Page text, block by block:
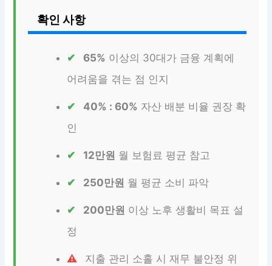
확인 사항
65% 이상의 30대가 금융 계획에
어려움을 겪는 점 인지
40% : 60% 자산 배분 비율 권장 확
인
12만원 월 보험료 평균 참고
250만원 월 평균 소비 파악
200만원 이상 노후 생활비 목표 설
정
지출 관리 소홀 시 재무 불안정 위